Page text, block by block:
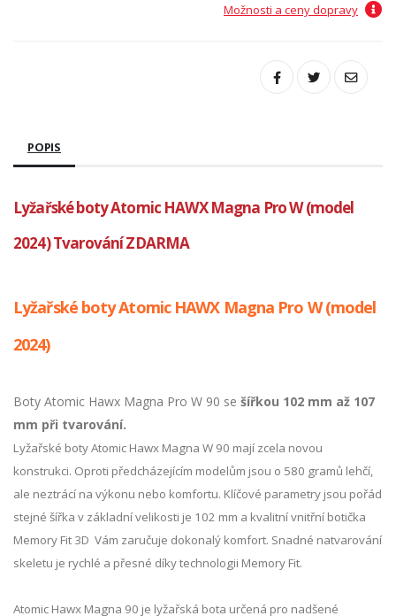
Možnosti a ceny dopravy
POPIS
Lyžařské boty Atomic HAWX Magna Pro W (model
2024) Tvarování ZDARMA
Lyžařské boty Atomic HAWX Magna Pro W (model
2024)
Boty Atomic Hawx Magna Pro W 90 se šířkou 102 mm až 107
mm při tvarování.
Lyžařské boty Atomic Hawx Magna W 90 mají zcela novou
konstrukci. Oproti předcházejícím modelům jsou o 580 gramů lehčí,
ale neztrácí na výkonu nebo komfortu. Klíčové parametry jsou pořád
stejné šířka v základní velikosti je 102 mm a kvalitní vnitřní botička
Memory Fit 3D Vám zaručuje dokonalý komfort. Snadné natvarování
skeletu je rychlé a přesné díky technologii Memory Fit.
Atomic Hawx Magna 90 je lyžařská bota určená pro nadšené